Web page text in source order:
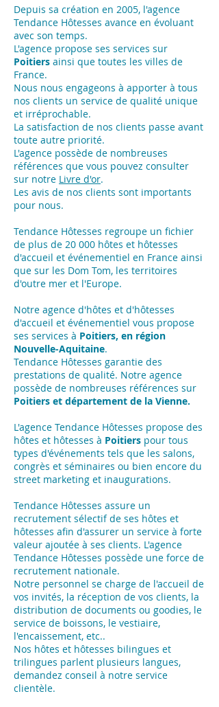
Depuis sa création en 2005, l'agence
Tendance Hôtesses avance en évoluant
avec son temps.
L'agence propose ses services sur
Poitiers ainsi que toutes les villes de
France.
Nous nous engageons à apporter à tous
nos clients un service de qualité unique
et irréprochable.
La satisfaction de nos clients passe avant
toute autre priorité.
L'agence possède de nombreuses
références que vous pouvez consulter
sur notre Livre d'or.
Les avis de nos clients sont importants
pour nous.
Tendance Hôtesses regroupe un fichier
de plus de 20 000 hôtes et hôtesses
d'accueil et événementiel en France ainsi
que sur les Dom Tom, les territoires
d'outre mer et l'Europe.
Notre agence d'hôtes et d'hôtesses
d'accueil et événementiel vous propose
ses services à Poitiers, en région
Nouvelle-Aquitaine.
Tendance Hôtesses garantie des
prestations de qualité. Notre agence
possède de nombreuses références sur
Poitiers et département de la Vienne.
L'agence Tendance Hôtesses propose des
hôtes et hôtesses à Poitiers pour tous
types d'événements tels que les salons,
congrès et séminaires ou bien encore du
street marketing et inaugurations.
Tendance Hôtesses assure un
recrutement sélectif de ses hôtes et
hôtesses afin d'assurer un service à forte
valeur ajoutée à ses clients. L'agence
Tendance Hôtesses possède une force de
recrutement nationale.
Notre personnel se charge de l'accueil de
vos invités, la réception de vos clients, la
distribution de documents ou goodies, le
service de boissons, le vestiaire,
l'encaissement, etc..
Nos hôtes et hôtesses bilingues et
trilingues parlent plusieurs langues,
demandez conseil à notre service
clientèle.